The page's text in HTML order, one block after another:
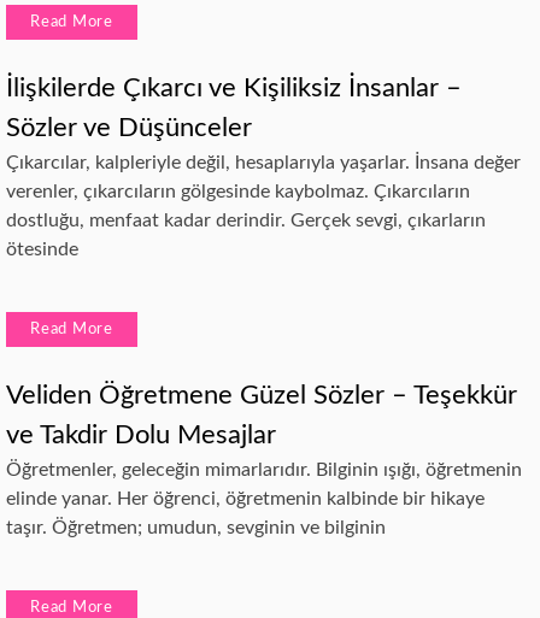
Read More
İlişkilerde Çıkarcı ve Kişiliksiz İnsanlar –
Sözler ve Düşünceler
Çıkarcılar, kalpleriyle değil, hesaplarıyla yaşarlar. İnsana değer
verenler, çıkarcıların gölgesinde kaybolmaz. Çıkarcıların
dostluğu, menfaat kadar derindir. Gerçek sevgi, çıkarların
ötesinde
Read More
Veliden Öğretmene Güzel Sözler – Teşekkür
ve Takdir Dolu Mesajlar
Öğretmenler, geleceğin mimarlarıdır. Bilginin ışığı, öğretmenin
elinde yanar. Her öğrenci, öğretmenin kalbinde bir hikaye
taşır. Öğretmen; umudun, sevginin ve bilginin
Read More